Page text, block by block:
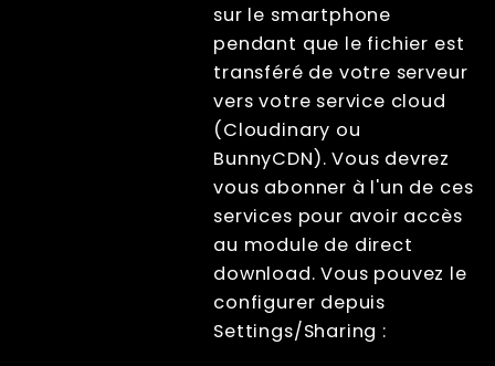
sur le smartphone
pendant que le fichier est
transféré de votre serveur
vers votre service cloud
(Cloudinary ou
BunnyCDN). Vous devrez
vous abonner à l'un de ces
services pour avoir accès
au module de direct
download. Vous pouvez le
configurer depuis
Settings/Sharing :